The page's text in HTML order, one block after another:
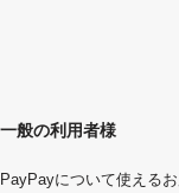
一般の利用者様
PayPayについて使える